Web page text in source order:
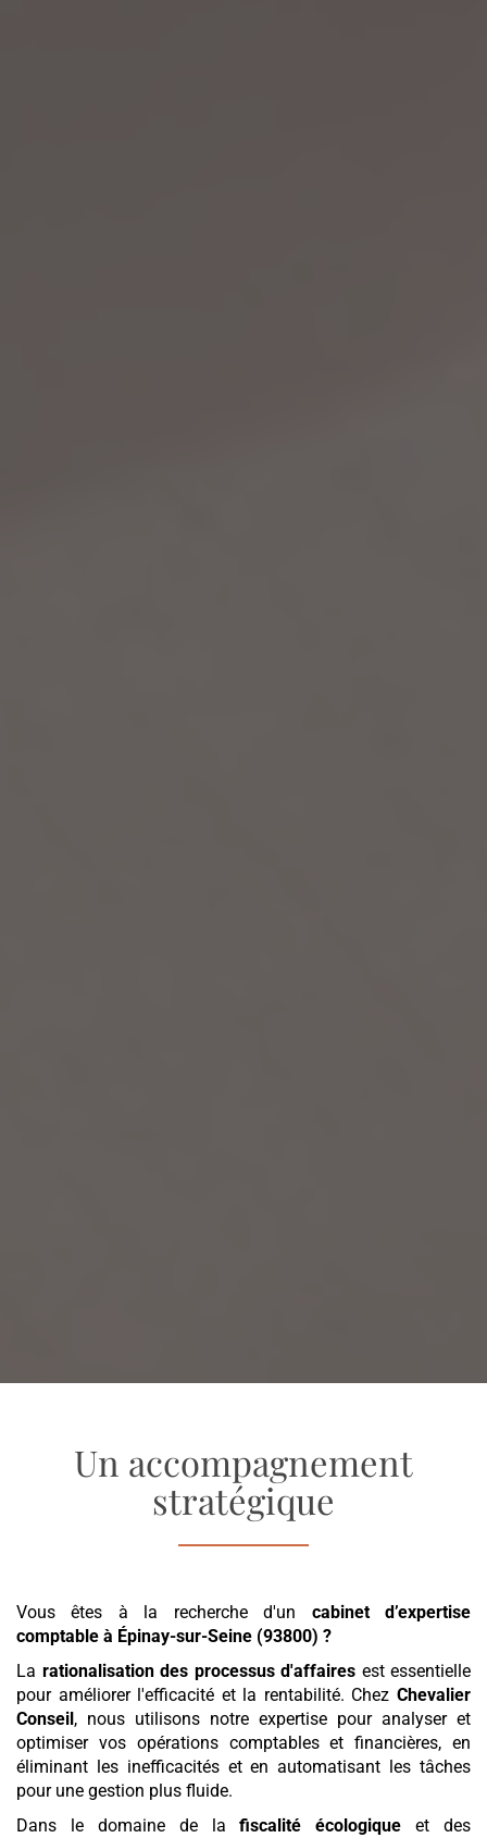
Un accompagnement
stratégique
Vous êtes à la recherche d'un cabinet d’expertise
comptable à Épinay-sur-Seine (93800) ?
La rationalisation des processus d'affaires est essentielle
pour améliorer l'efficacité et la rentabilité. Chez Chevalier
Conseil , nous utilisons notre expertise pour analyser et
optimiser vos opérations comptables et financières, en
éliminant les inefficacités et en automatisant les tâches
pour une gestion plus fluide.
Dans le domaine de lafiscalité écologique et des